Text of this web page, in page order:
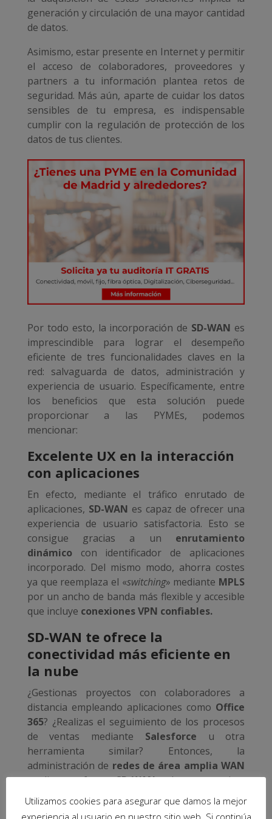
generación y circulación de una mayor cantidad
de datos.
Asimismo, estar presente en Internet y permitir
el acceso de colaboradores, proveedores y
partners a tu información plantea retos de
seguridad. Más aún, aparte de cuidar los datos
sensibles de tu empresa, es indispensable
cumplir con la regulación de protección de los
datos de tus clientes.
Por todo esto, la incorporación de SD-WAN es
imprescindible para lograr el desempeño
eficiente de tres funcionalidades claves en la
red: salvaguarda de datos, administración y
experiencia de usuario. Específicamente, entre
los beneficios que esta solución puede
proporcionar a las PYMEs, podemos
mencionar:
Excelente UX en la interacción
con aplicaciones
En efecto, mediante el tráfico enrutado de
aplicaciones, SD-WAN es capaz de ofrecer una
experiencia de usuario satisfactoria. Esto se
consigue gracias a un enrutamiento
dinámicocon identificador de aplicaciones
incorporado. Del mismo modo, ahorra costes
ya que reemplaza el «switching» mediante MPLS
por un ancho de banda más flexible y accesible
que incluye conexiones VPN confiables.
SD-WAN te ofrece la
conectividad más eficiente en
la nube
¿Gestionas proyectos con colaboradores a
distancia empleando aplicaciones como Office
365? ¿Realizas el seguimiento de los procesos
de ventas mediante Salesforce u otra
herramienta similar? Entonces, la
administración de redes de área amplia WAN
mediante softwareSD-WANes lo que necesitas
para obtener un mayor rendimiento de estas
soluciones. ¡Y en tiempo real!
Utilizamos cookies para asegurar que damos la mejor
experiencia al usuario en nuestro sitio web. Si continúa